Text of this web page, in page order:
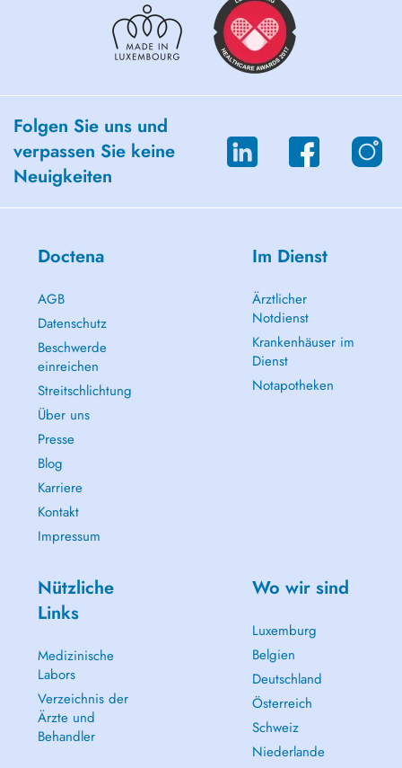
Tarif de la séance : 90 euros
Folgen Sie uns und
verpassen Sie keine
Neuigkeiten
Doctena
AGB
Datenschutz
Beschwerde
einreichen
Streitschlichtung
Über uns
Presse
Blog
Karriere
Kontakt
Impressum
Im Dienst
Ärztlicher
Notdienst
Krankenhäuser im
Dienst
Notapotheken
Nützliche
Links
Medizinische
Labors
Verzeichnis der
Ärzte und
Behandler
Wo wir sind
Luxemburg
Belgien
Deutschland
Österreich
Schweiz
Niederlande